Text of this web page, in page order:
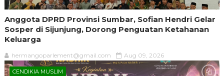
Anggota DPRD Provinsi Sumbar, Sofian Hendri Gelar
Sosper di Sijunjung, Dorong Penguatan Ketahanan
Keluarga
hermangoparlement@gmail.com Aug 09, 2026
CENDIKIA MUSLIM